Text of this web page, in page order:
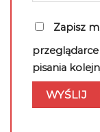
Zapisz
pisania